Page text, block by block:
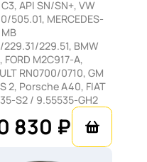
внутреннее
C3, API SN/SN+, VW
505.01, MERCEDES-
229.51, BMW
FORD M2C917-A,
RN0700/0710, GM
2, Porsche A40, FIAT
S2 / 9.55535-GH2
830 ₽